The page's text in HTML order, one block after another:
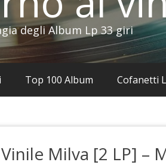
degli Album Lp 33 giri
Top 100 Album Cofanetti
Milva [2 LP] –